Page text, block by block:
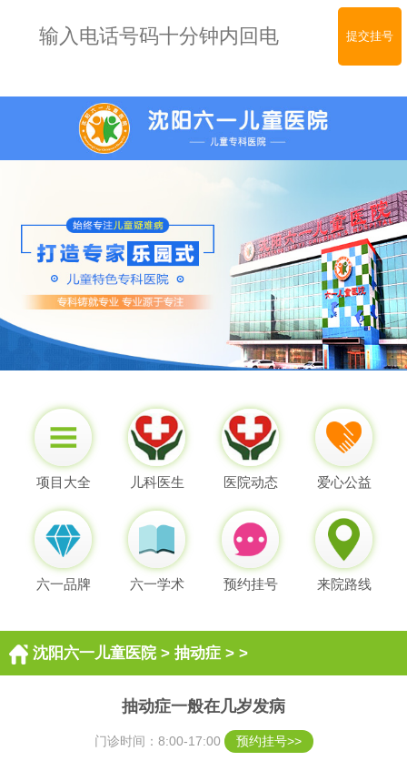
项目大全 儿科医生 医院动态 爱心公益
六一品牌 六一学术 预约挂号 来院路线
沈阳六一儿童医院> 抽动症> >
抽动症一般在几岁发病
门诊时间：8:00-17:00 预约挂号>>